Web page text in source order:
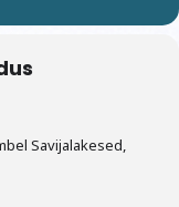
Savijalakesed,